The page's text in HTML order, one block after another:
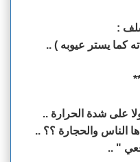
:
كما يستر عيوبه ) ..
على شدة الحرارة ..
الناس والحجارة ؟؟ ..
" ..